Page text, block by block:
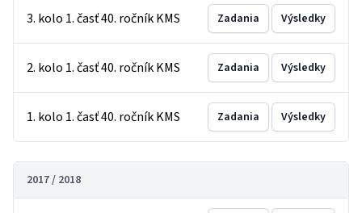
3. kolo 1. časť 40. ročník KMS Zadania Výsledky
2. kolo 1. časť 40. ročník KMS Zadania Výsledky
1. kolo 1. časť 40. ročník KMS Zadania Výsledky
2017 / 2018